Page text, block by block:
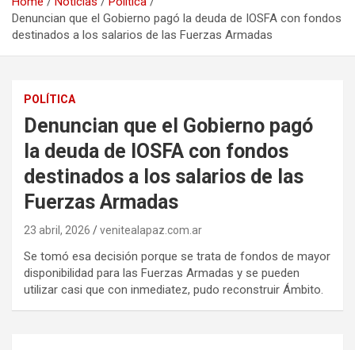
Denuncian que el Gobierno pagó la deuda de IOSFA con fondos
destinados a los salarios de las Fuerzas Armadas
POLÍTICA
Denuncian que el Gobierno pagó
la deuda de IOSFA con fondos
destinados a los salarios de las
Fuerzas Armadas
23 abril, 2026 venitealapaz.com.ar
Se tomó esa decisión porque se trata de fondos de mayor
disponibilidad para las Fuerzas Armadas y se pueden
utilizar casi que con inmediatez, pudo reconstruir Ámbito.